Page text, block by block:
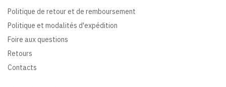
Politique de retour et de remboursement
Politique et modalités d'expédition
Foire aux questions
Retours
Contacts